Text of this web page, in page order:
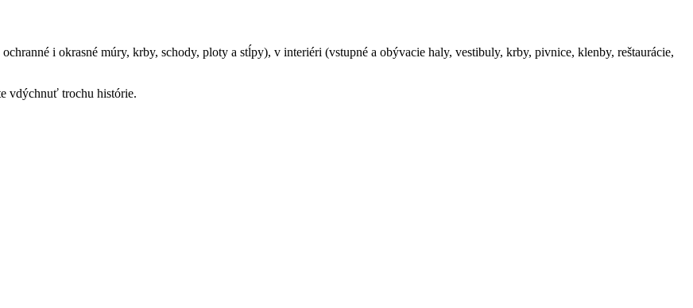
i okrasné múry, krby, schody, ploty a stĺpy), v interiéri (vstupné a obývacie haly, vestibuly, krby, pivnice, klenby, reštaurácie,
vdýchnuť trochu histórie.